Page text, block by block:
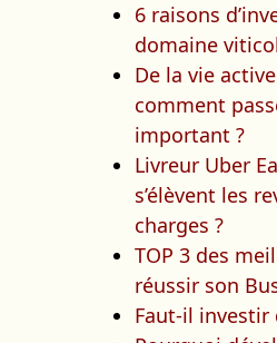
6 raisons
domaine
De la vie
comment
important ?
Livreur Uber
s’élèvent les
charges ?
TOP 3 des
réussir son
Faut-il investir